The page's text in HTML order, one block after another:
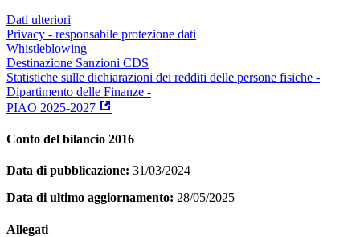
Dati ulteriori
Privacy - responsabile protezione dati
Whistleblowing
Destinazione Sanzioni CDS
Statistiche sulle dichiarazioni dei redditi delle persone fisiche -
Dipartimento delle Finanze -
PIAO 2025-2027
Conto del bilancio 2016
Data di pubblicazione: 31/03/2024
Data di ultimo aggiornamento: 28/05/2025
Allegati